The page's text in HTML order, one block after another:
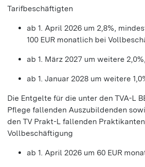
Tarifbeschäftigten
ab 1. April 2026 um 2,8%,
100 EUR monatlich bei
ab 1. März 2027 um weitere 2,0%,
ab 1. Januar 2028 um weitere
Die Entgelte für die unter den TVA-L
Pflege fallenden Auszubildenden
den TV Prakt-L fallenden
Vollbeschäftigung
ab 1. April 2026 um 60 EUR